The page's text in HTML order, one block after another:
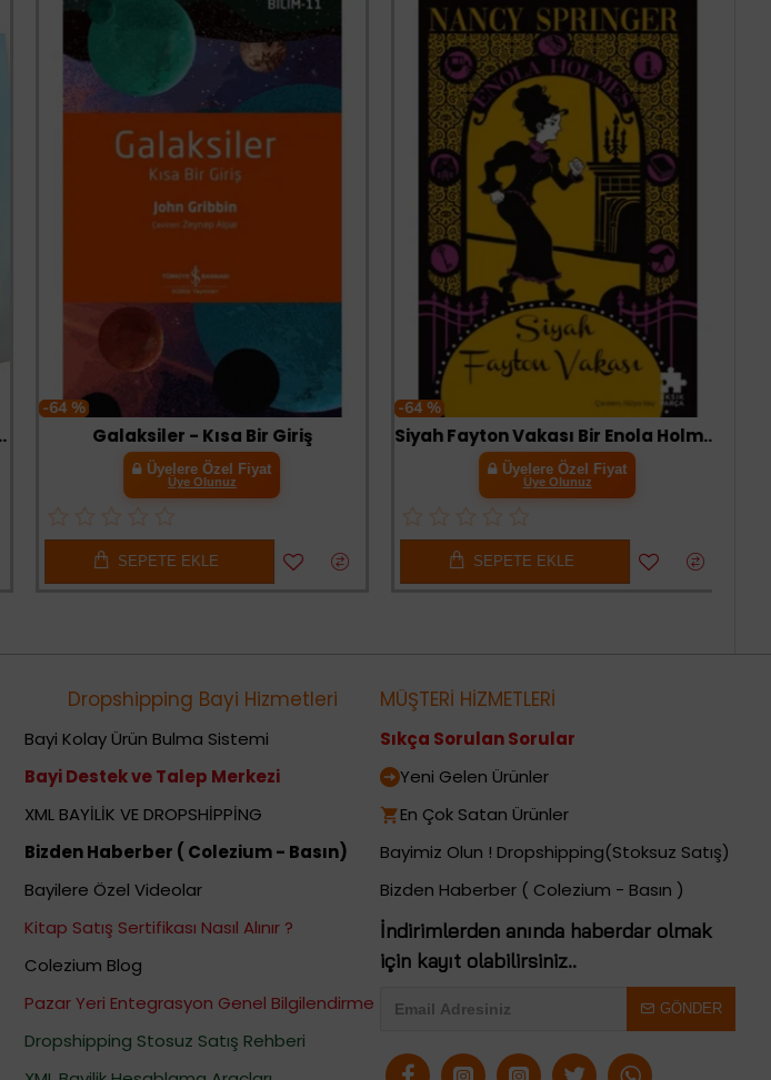
-64 %
Galaksiler - Kısa Bir Giriş
Üyelere Özel Fiyat
Üye Olunuz
SEPETE EKLE
-64 %
Siyah Fayton Vakası Bir Enola Holmes Gizemi
Üyelere Özel Fiyat
Üye Olunuz
SEPETE EKLE
Dropshipping Bayi Hizmetleri
Bayi Kolay Ürün Bulma Sistemi
Bayi Destek ve Talep Merkezi
XML BAYİLİK VE DROPSHİPPİNG
Bizden Haberber ( Colezium - Basın)
Bayilere Özel Videolar
Kitap Satış Sertifikası Nasıl Alınır ?
Colezium Blog
Pazar Yeri Entegrasyon Genel Bilgilendirme
Dropshipping Stosuz Satış Rehberi
MÜŞTERİ HİZMETLERİ
Sıkça Sorulan Sorular
Yeni Gelen Ürünler
En Çok Satan Ürünler
Bayimiz Olun ! Dropshipping(Stoksuz Satış)
Bizden Haberber ( Colezium - Basın )
İndirimlerden anında haberdar olmak
için kayıt olabilirsiniz..
GÖNDER